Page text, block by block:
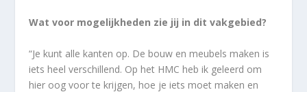
Wat voor mogelijkheden zie jij in dit vakgebied?
“Je kunt alle kanten op. De bouw en meubels maken is
iets heel verschillend. Op het HMC heb ik geleerd om
hier oog voor te krijgen, hoe je iets moet maken en